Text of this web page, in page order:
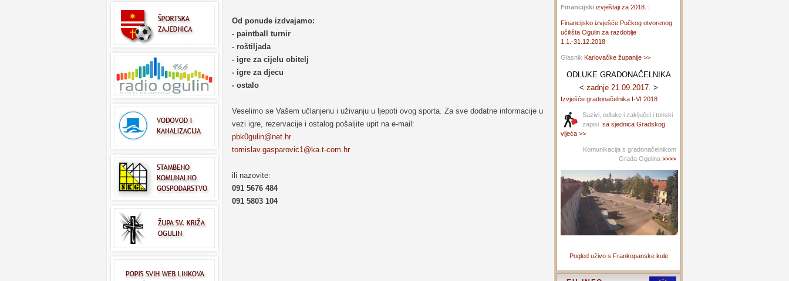
Od ponude izdvajamo:
- paintball turnir
- roštiljada
- igre za cijelu obitelj
- igre za djecu
- ostalo
Veselimo se Vašem učlanjenu i uživanju u ljepoti ovog sporta. Za sve dodatne informacije u
vezi igre, rezervacije i ostalog pošaljite upit na e-mail:
pbk0gulin@net.hr
tomislav.gasparovic1@ka.t-com.hr
ili nazovite:
091 5676 484
091 5803 104
Financijski izvještaji za 2018. |
Financijsko izvješće Pučkog otvorenog
učilišta Ogulin za razdoblje
1.1.-31.12.2018
Glasnik Karlovačke županije >>
ODLUKE GRADONAČELNIKA
< zadnje 21.09.2017. >
Izvješće gradonačelnika I-VI 2018
Sazivi, odluke i zaključci i tonski
zapisi sa sjednica Gradskog
vijeća >>
Komunikacija s gradonačelnikom
Grada Ogulina >>>>
Pogled uživo s Frankopanske kule